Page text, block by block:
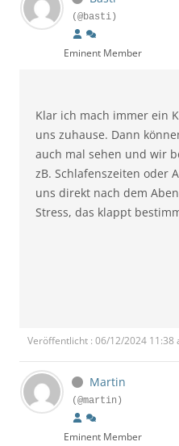
(@basti)
Eminent Member
Klar ich mach immer ein
uns zuhause. Dann
auch mal sehen und wir
zB. Schlafenszeiten oder
uns direkt nach dem
Stress, das klappt
Veröffentlicht : 06/12/2024 11:38
Martin
(@martin)
Eminent Member